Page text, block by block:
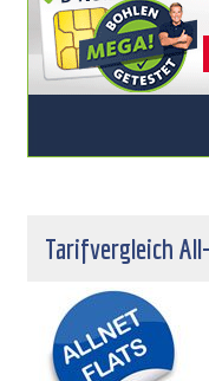
Tarifvergleich